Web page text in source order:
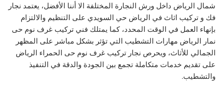
شمال الرياض داخل ورش النجارة المختلفة الا أننا الأفضل، يعتمد نجار
فك و تركيب اثاث في الرياض حي السويدي على التنظيم والالتزام
بإنهاء العمل في الوقت المحدد، كما يمتلك فني تركيب غرف نوم حى
نمار الرياض مهارات التشطيب التي تؤثر بشكل مباشر على المظهر
الجمالي للأثاث، ويحرص نجار تركيب غرف نوم حى الحمراء الرياض
على تقديم خدمات متكاملة تجمع بين الجودة والدقة في التنفيذ
والتشطيب.